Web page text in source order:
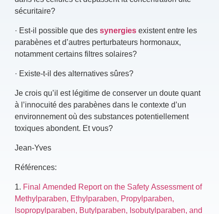
sécuritaire?
· Est-il possible que dessynergiesexistent entre les
parabènes et d’autres perturbateurs hormonaux,
notamment certains filtres solaires?
· Existe-t-il des alternatives sûres?
Je crois qu’il est légitime de conserver un doute quant
à l’innocuité des parabènes dans le contexte d’un
environnement où des substances potentiellement
toxiques abondent. Et vous?
Jean-Yves
Références:
1. Final Amended Report on the Safety Assessment of
Methylparaben, Ethylparaben, Propylparaben,
Isopropylparaben, Butylparaben, Isobutylparaben, and